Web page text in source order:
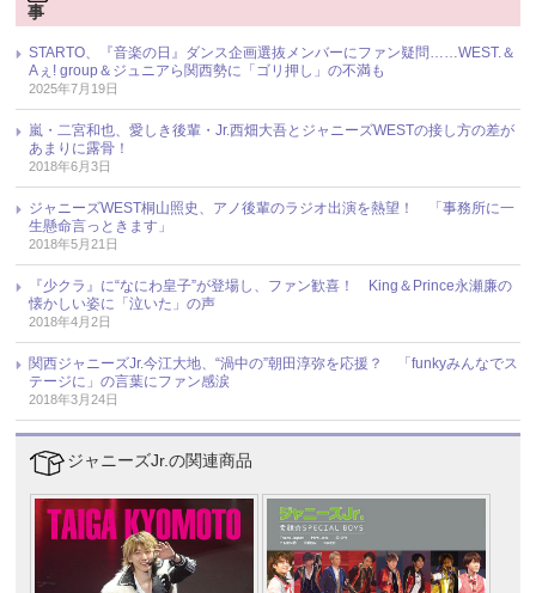
事
STARTO、『音楽の日』ダンス企画選抜メンバーにファン疑問……WEST.＆
Aぇ! group＆ジュニアら関西勢に「ゴリ押し」の不満も
2025年7月19日
嵐・二宮和也、愛しき後輩・Jr.西畑大吾とジャニーズWESTの接し方の差が
あまりに露骨！
2018年6月3日
ジャニーズWEST桐山照史、アノ後輩のラジオ出演を熱望！ 「事務所に一
生懸命言っときます」
2018年5月21日
『少クラ』に“なにわ皇子”が登場し、ファン歓喜！ King＆Prince永瀬廉の
懐かしい姿に「泣いた」の声
2018年4月2日
関西ジャニーズJr.今江大地、“渦中の”朝田淳弥を応援？ 「funkyみんなでス
テージに」の言葉にファン感涙
2018年3月24日
ジャニーズJr.の関連商品